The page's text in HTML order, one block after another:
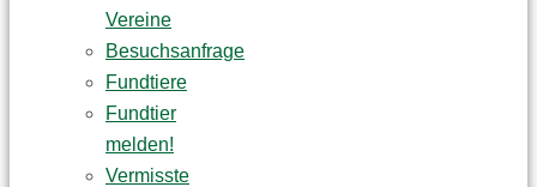
Vereine
Besuchsanfrage
Fundtiere
Fundtier
melden!
Vermisste